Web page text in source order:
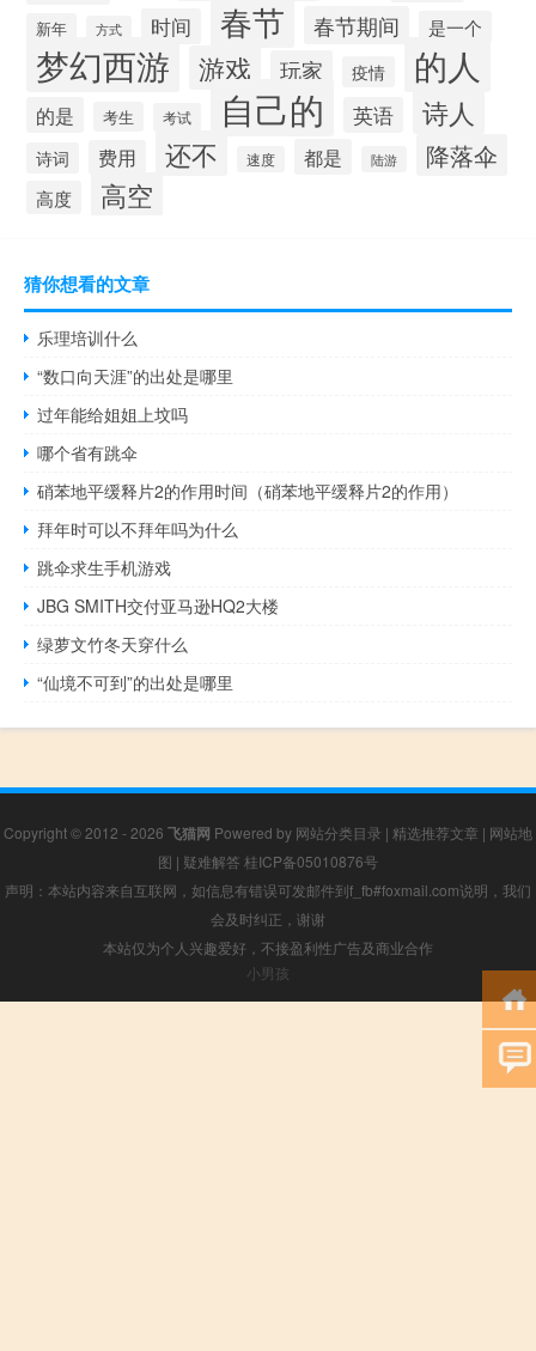
新年 方式 时间 春节 春节期间 是一个
梦幻西游 游戏 玩家 疫情 的人
的是 考生 考试 自己的 英语 诗人
诗词 费用 还不 速度 都是 陆游 降落伞
高度 高空
猜你想看的文章
乐理培训什么
“数口向天涯”的出处是哪里
过年能给姐姐上坟吗
哪个省有跳伞
硝苯地平缓释片2的作用时间（硝苯地平缓释片2的作用）
拜年时可以不拜年吗为什么
跳伞求生手机游戏
JBG SMITH交付亚马逊HQ2大楼
绿萝文竹冬天穿什么
“仙境不可到”的出处是哪里
Copyright © 2012 - 2026 飞猫网 Powered by 网站分类目录 | 精选推荐文章 | 网站地
图 | 疑难解答 桂ICP备05010876号
声明：本站内容来自互联网，如信息有错误可发邮件到f_fb#foxmail.com说明，我们
会及时纠正，谢谢
本站仅为个人兴趣爱好，不接盈利性广告及商业合作
小男孩